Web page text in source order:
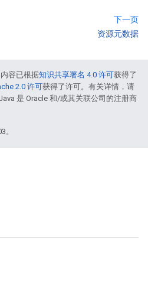
下一页
资源元数据
容已根据知识共享署名 4.0 许可获得了
2.0 许可获得了许可。有关详情，请
是 Oracle 和/或其关联公司的注册商
。